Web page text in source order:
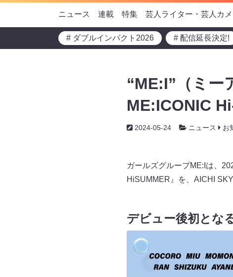
ニュース 連載 特集 芸人ライター・芸人カ
# ダブルインパクト2026 # 配信延長決定!
“ME:I”（ミー
ME:ICONIC
2024-05-24 ニュース お
ガールズグループME:Iは、
HiSUMMER』を、AICHI
デビュー後初とな